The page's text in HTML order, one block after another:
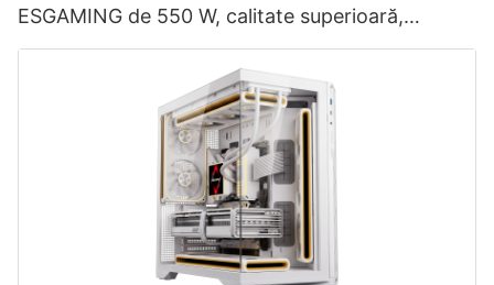
ESGAMING de 550 W, calitate superioară,
eficiență 85%, 80+ Bronze, ESB550W